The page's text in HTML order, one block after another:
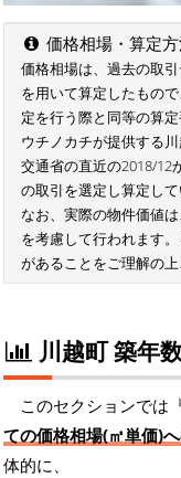
価格相場・算定
価格相場は、過去の取
を用いて算定したもの
定を行う際と同等の算
ウチノカチが提供する
交通省の直近の2018/12
の取引を選定し算定して
なお、実際の物件価値
を考慮して行われます
があることをご理解の
川越町 築年
このセクションでは
ての価格相場(㎡単価)
体的に、